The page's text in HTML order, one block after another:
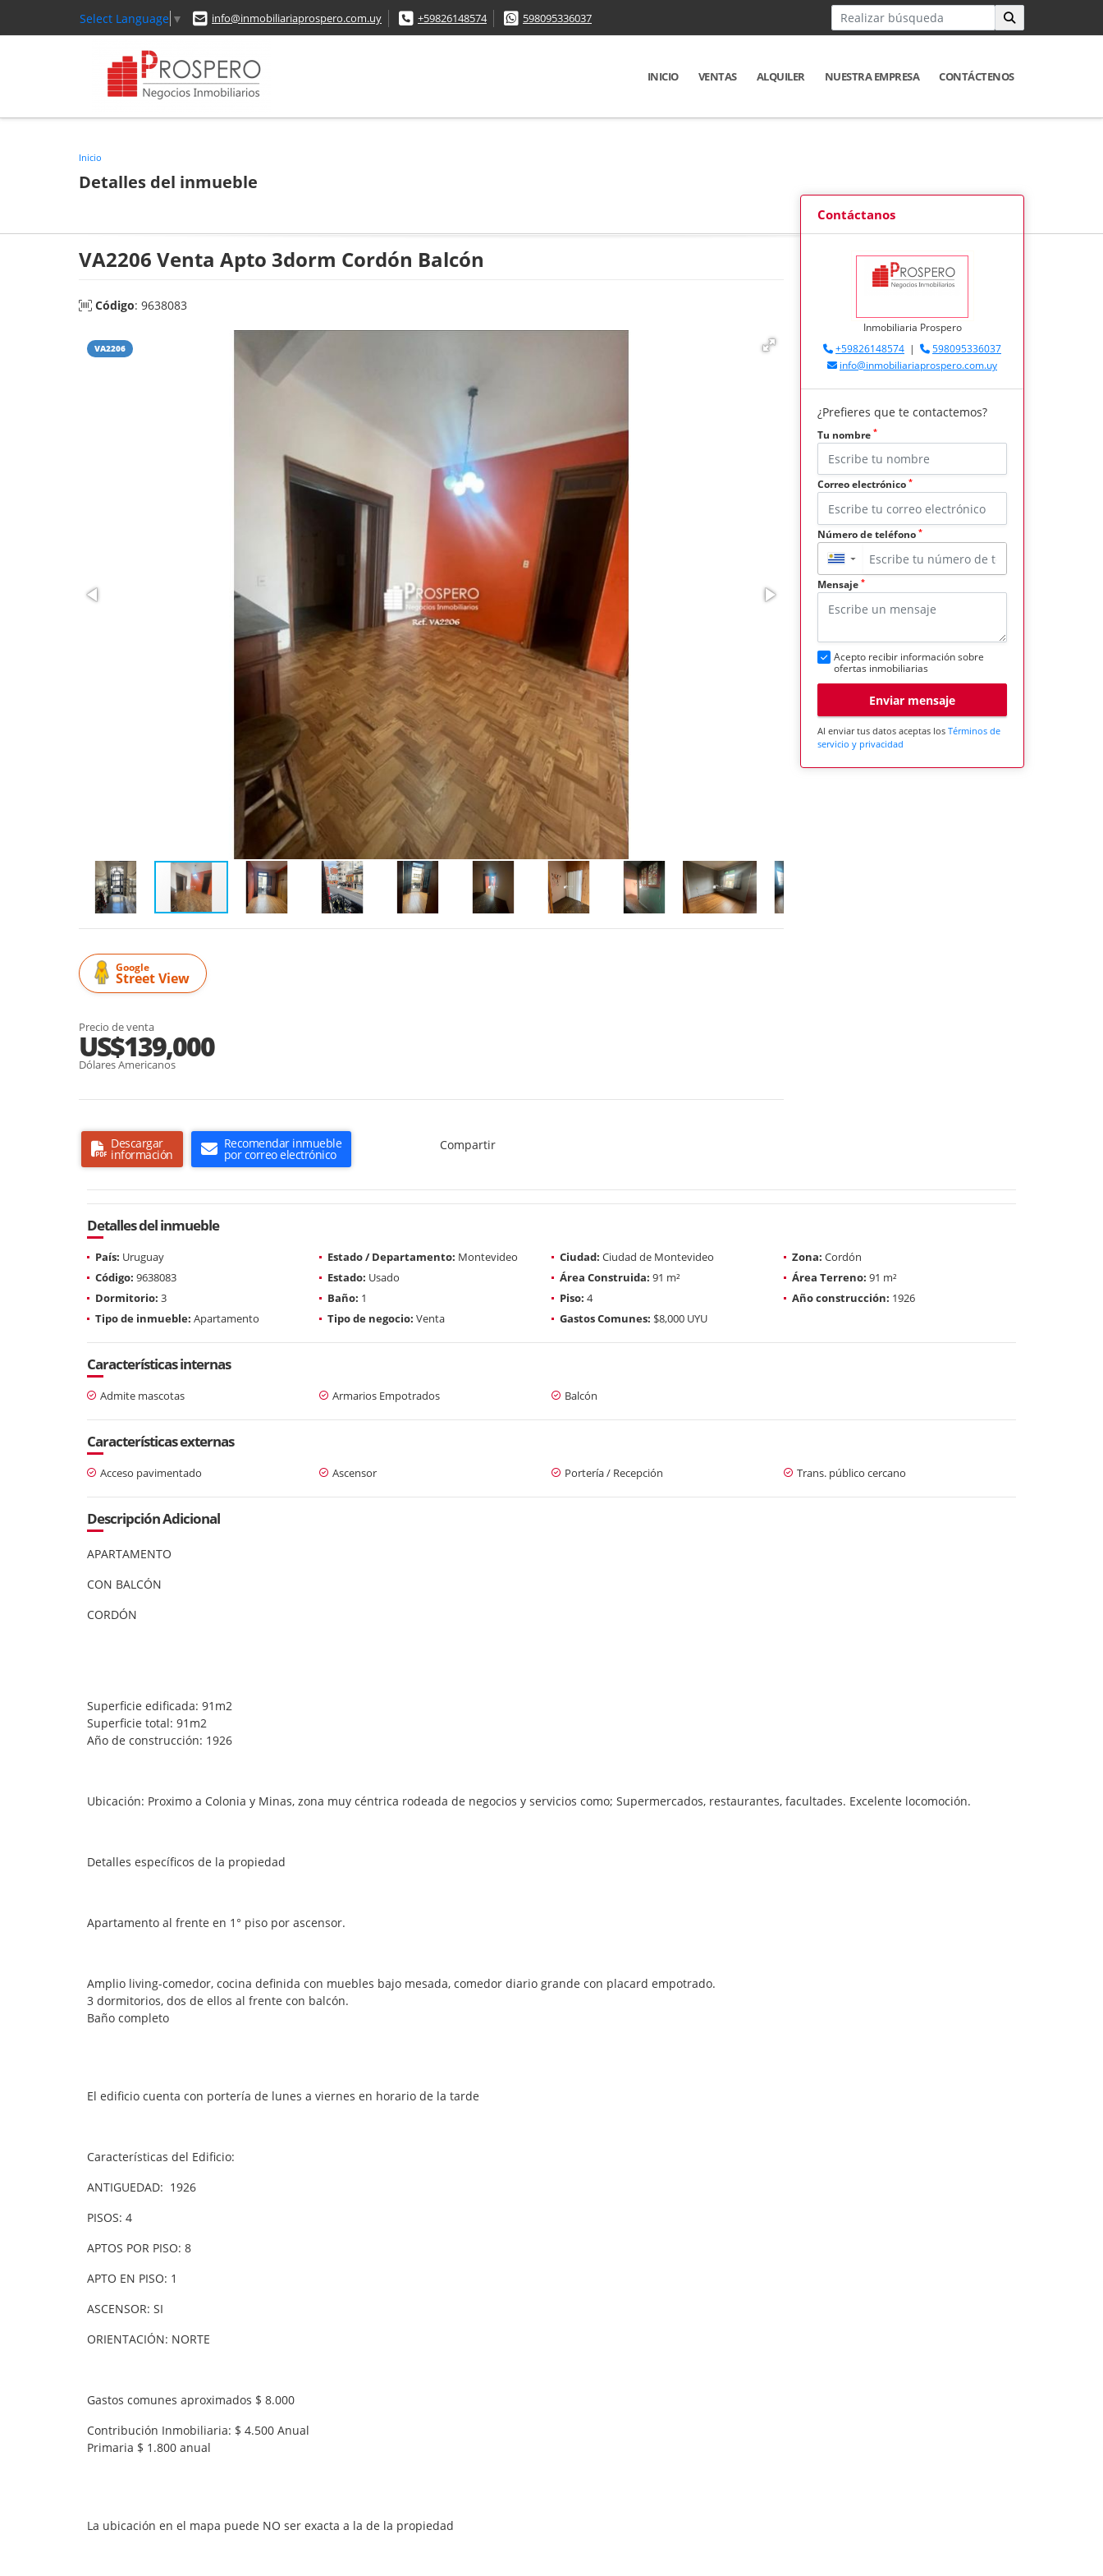
Select Language ▼ info@inmobiliariaprospero.com.uy +59826148574 598095336037
INICIO VENTAS ALQUILER NUESTRA EMPRESA CONTÁCTENOS
Inicio
Detalles del inmueble
VA2206 Venta Apto 3dorm Cordón Balcón
Código: 9638083
VA2206
Google
Street View
Precio de venta
US$139,000
Dólares Americanos
Descargar
información
Recomendar inmueble
por correo electrónico
Compartir
Contáctanos
Inmobiliaria Prospero
+59826148574 |
598095336037
info@inmobiliariaprospero.com.uy
¿Prefieres que te contactemos?
Tu nombre *
Correo electrónico *
Número de teléfono *
▼
Mensaje *
Acepto recibir información sobre
ofertas inmobiliarias
Enviar mensaje
Al enviar tus datos aceptas los Términos de
servicio y privacidad
Detalles del inmueble
País: Uruguay Estado / Departamento: Montevideo Ciudad: Ciudad de Montevideo Zona: Cordón
Código: 9638083 Estado: Usado Área Construida: 91 m² Área Terreno: 91 m²
Dormitorio: 3 Baño: 1 Piso: 4 Año construcción: 1926
Tipo de inmueble: Apartamento Tipo de negocio: Venta Gastos Comunes: $8,000 UYU
Características internas
Admite mascotas Armarios Empotrados Balcón
Características externas
Acceso pavimentado Ascensor Portería / Recepción Trans. público cercano
Descripción Adicional
APARTAMENTO
CON BALCÓN
CORDÓN
Superficie edificada: 91m2
Superficie total: 91m2
Año de construcción: 1926
Ubicación: Proximo a Colonia y Minas, zona muy céntrica rodeada de negocios y servicios como; Supermercados, restaurantes, facultades. Excelente locomoción.
Detalles específicos de la propiedad
Apartamento al frente en 1° piso por ascensor.
Amplio living-comedor, cocina definida con muebles bajo mesada, comedor diario grande con placard empotrado.
3 dormitorios, dos de ellos al frente con balcón.
Baño completo
El edificio cuenta con portería de lunes a viernes en horario de la tarde
Características del Edificio:
ANTIGUEDAD: 1926
PISOS: 4
APTOS POR PISO: 8
APTO EN PISO: 1
ASCENSOR: SI
ORIENTACIÓN: NORTE
Gastos comunes aproximados $ 8.000
Contribución Inmobiliaria: $ 4.500 Anual
Primaria $ 1.800 anual
La ubicación en el mapa puede NO ser exacta a la de la propiedad